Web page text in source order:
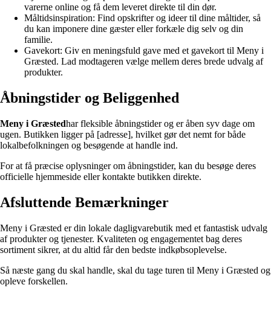
varerne online og få dem leveret direkte til din dør.
Måltidsinspiration: Find opskrifter og ideer til dine måltider, så
du kan imponere dine gæster eller forkæle dig selv og din
familie.
Gavekort: Giv en meningsfuld gave med et gavekort til Meny i
Græsted. Lad modtageren vælge mellem deres brede udvalg af
produkter.
Åbningstider og Beliggenhed
Meny i Græstedhar fleksible åbningstider og er åben syv dage om
ugen. Butikken ligger på [adresse], hvilket gør det nemt for både
lokalbefolkningen og besøgende at handle ind.
For at få præcise oplysninger om åbningstider, kan du besøge deres
officielle hjemmeside eller kontakte butikken direkte.
Afsluttende Bemærkninger
Meny i Græsted er din lokale dagligvarebutik med et fantastisk udvalg
af produkter og tjenester. Kvaliteten og engagementet bag deres
sortiment sikrer, at du altid får den bedste indkøbsoplevelse.
Så næste gang du skal handle, skal du tage turen til Meny i Græsted og
opleve forskellen.